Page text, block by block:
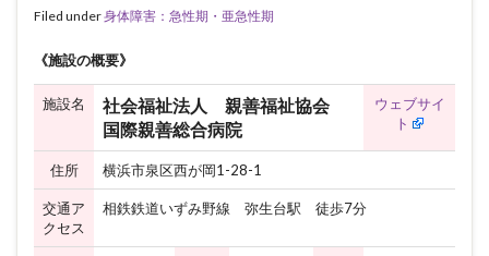
Filed under身体障害：急性期・亜急性期
《施設の概要》
施設名
社会福祉法人 親善福祉協会
国際親善総合病院
ウェブサイ
ト
住所 横浜市泉区西が岡1-28-1
交通ア
クセス
相鉄鉄道いずみ野線 弥生台駅 徒歩7分